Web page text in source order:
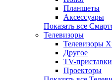
Планшеты
Аксессуары
Показать все
Телевизоры
Телевизоры
Другое
TV-
Проекторы